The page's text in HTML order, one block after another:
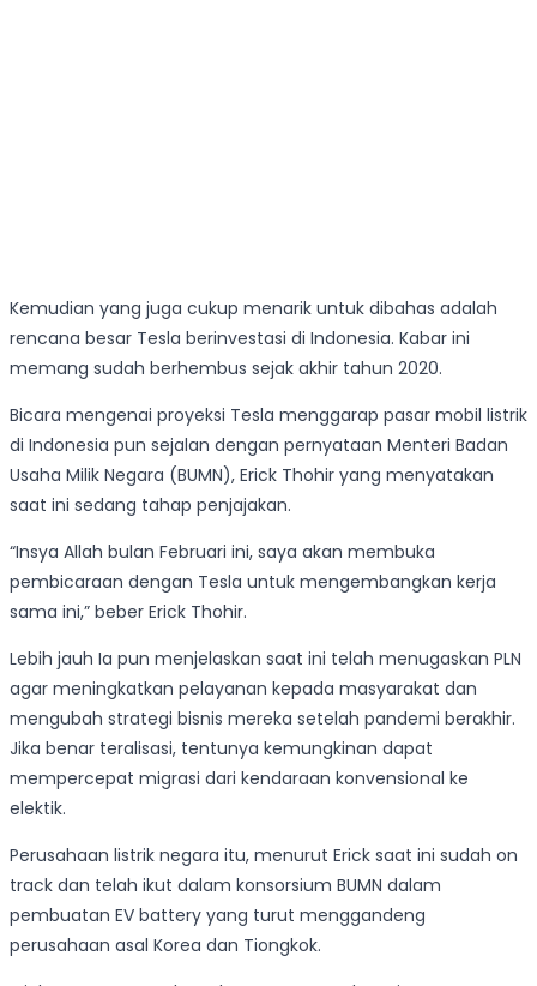
Kemudian yang juga cukup menarik untuk dibahas adalah
rencana besar Tesla berinvestasi di Indonesia. Kabar ini
memang sudah berhembus sejak akhir tahun 2020.
Bicara mengenai proyeksi Tesla menggarap pasar mobil listrik
di Indonesia pun sejalan dengan pernyataan Menteri Badan
Usaha Milik Negara (BUMN), Erick Thohir yang menyatakan
saat ini sedang tahap penjajakan.
“Insya Allah bulan Februari ini, saya akan membuka
pembicaraan dengan Tesla untuk mengembangkan kerja
sama ini,” beber Erick Thohir.
Lebih jauh Ia pun menjelaskan saat ini telah menugaskan PLN
agar meningkatkan pelayanan kepada masyarakat dan
mengubah strategi bisnis mereka setelah pandemi berakhir.
Jika benar teralisasi, tentunya kemungkinan dapat
mempercepat migrasi dari kendaraan konvensional ke
elektik.
Perusahaan listrik negara itu, menurut Erick saat ini sudah on
track dan telah ikut dalam konsorsium BUMN dalam
pembuatan EV battery yang turut menggandeng
perusahaan asal Korea dan Tiongkok.